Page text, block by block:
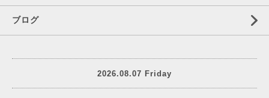
ブログ
2026.08.07 Friday